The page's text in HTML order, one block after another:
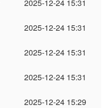
2025-12-24 15:31
2025-12-24 15:31
2025-12-24 15:31
2025-12-24 15:31
2025-12-24 15:29